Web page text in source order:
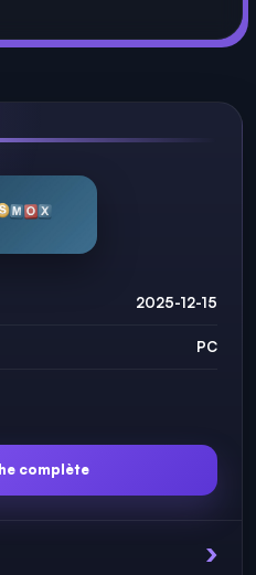
2025-12-15
PC
complète